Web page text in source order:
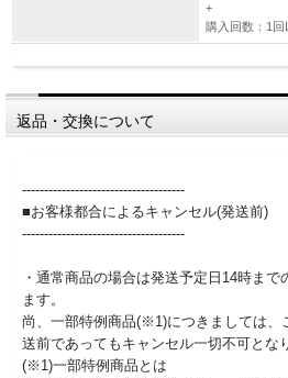
+
購入回数：1回
返品・交換について
-------------------------------------
■お客様都合によるキャンセル(発送前)
-------------------------------------
・通常商品の場合は発送予定日14時まで
ます。
尚、一部特例商品(※1)につきましては、
送前であってもキャンセル一切不可とな
(※1)一部特例商品とは